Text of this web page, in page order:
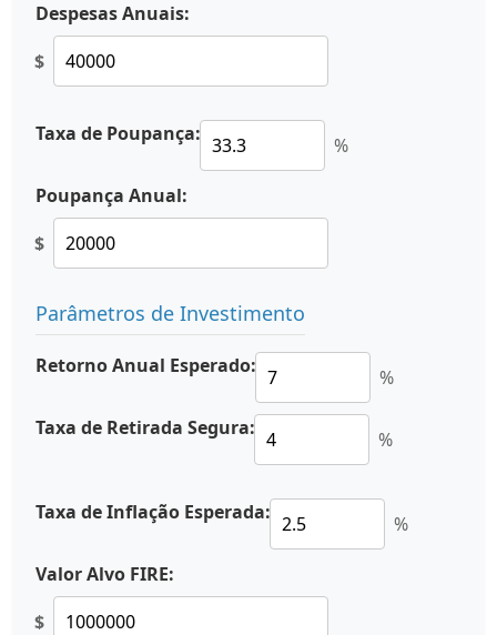
Despesas Anuais:
$
Taxa de Poupança: %
Poupança Anual:
$
Parâmetros de Investimento
Retorno Anual Esperado: %
Taxa de Retirada Segura: %
Taxa de Inflação Esperada: %
Valor Alvo FIRE:
$